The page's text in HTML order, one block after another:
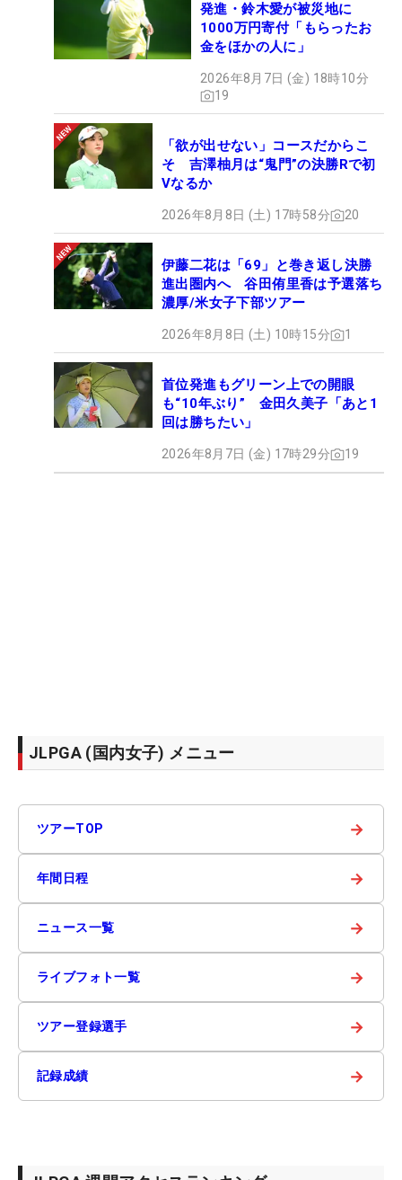
発進・鈴木愛が被災地に
1000万円寄付「もらったお
金をほかの人に」
2026年8月7日 (金) 18時10分
19
「欲が出せない」コースだからこ
そ 吉澤柚月は“鬼門”の決勝Rで初
Vなるか
2026年8月8日 (土) 17時58分 20
伊藤二花は「69」と巻き返し決勝
進出圏内へ 谷田侑里香は予選落ち
濃厚/米女子下部ツアー
2026年8月8日 (土) 10時15分 1
首位発進もグリーン上での開眼
も“10年ぶり” 金田久美子「あと1
回は勝ちたい」
2026年8月7日 (金) 17時29分 19
JLPGA (国内女子) メニュー
ツアーTOP →
年間日程 →
ニュース一覧 →
ライブフォト一覧 →
ツアー登録選手 →
記録成績 →